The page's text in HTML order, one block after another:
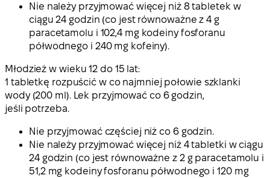
Nie należy przyjmować więcej niż 8 tabletek w
ciągu 24 godzin (co jest równoważne z 4 g
paracetamolu i 102,4 mg kodeiny fosforanu
półwodnego i 240 mg kofeiny).
Młodzież w wieku 12 do 15 lat:
1 tabletkę rozpuścić w co najmniej połowie szklanki
wody (200 ml). Lek przyjmować co 6 godzin,
jeśli potrzeba.
Nie przyjmować częściej niż co 6 godzin.
Nie należy przyjmować więcej niż 4 tabletki w ciągu
24 godzin (co jest równoważne z 2 g paracetamolu i
51,2 mg kodeiny fosforanu półwodnego i 120 mg